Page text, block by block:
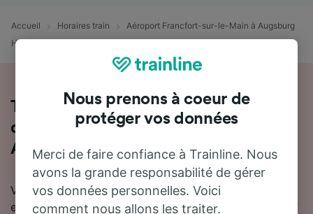
Accueil Horaires train
Aéroport Francfort-sur-le-Main à Augsburg
Hbf
Tout ce qu'il faut savoir sur les trains
de Aéroport Francfort-sur-le-Main à
Augsburg Hbf
Vous souhaitez en savoir plus sur le voyage en train
entre Aéroport Francfort-sur-le-Main et Augsburg Hbf
Nous prenons à coeur de
protéger vos données
Merci de faire confiance à Trainline. Nous
avons la grande responsabilité de gérer
vos données personnelles. Voici
comment nous allons les traiter.